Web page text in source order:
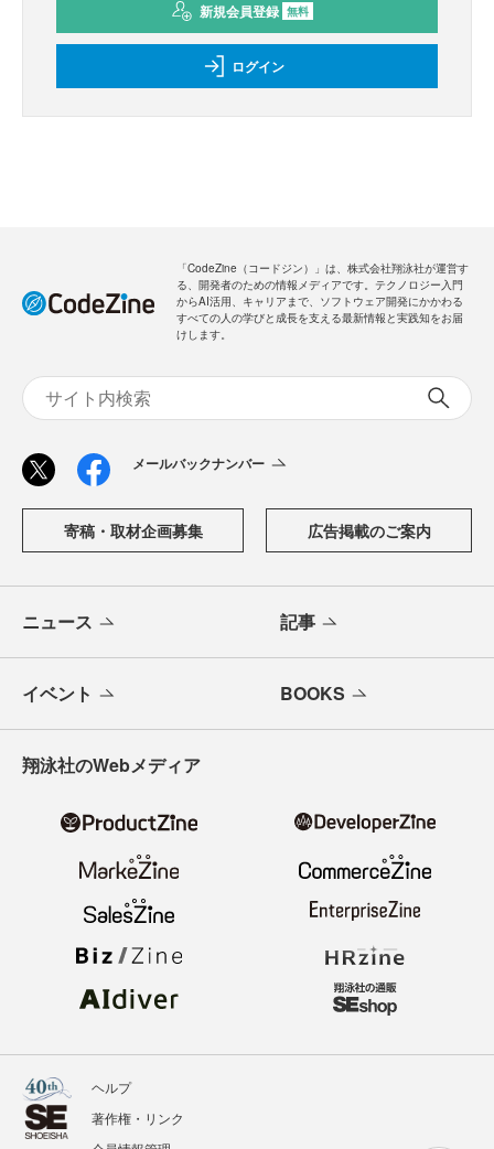
新規会員登録 無料
ログイン
「CodeZine（コードジン）」は、株式会社翔泳社が運営す
る、開発者のための情報メディアです。テクノロジー入門
からAI活用、キャリアまで、ソフトウェア開発にかかわる
すべての人の学びと成長を支える最新情報と実践知をお届
けします。
メールバックナンバー
寄稿・取材企画募集 広告掲載のご案内
ニュース 記事
イベント BOOKS
翔泳社のWebメディア
ヘルプ
著作権・リンク